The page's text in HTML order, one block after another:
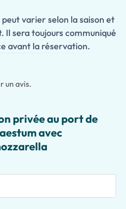
varier selon la saison et
Il sera toujours communiqué
avant la réservation.
un avis.
privée au port de
avec